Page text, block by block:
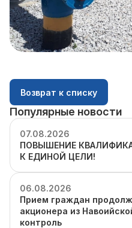
Возврат к списку
Популярные новости
07.08.2026
ПОВЫШЕНИЕ
К ЕДИНОЙ ЦЕЛИ!
06.08.2026
Прием граждан
акционера из
контроль